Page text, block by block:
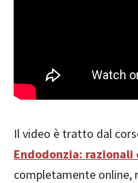
Il video è tratto dal
Endodonzia: razionali
completamente online,